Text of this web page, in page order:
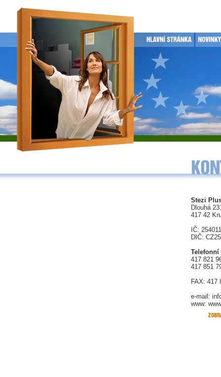
Stezi
Dlouhá
417 42
IČ:
DIČ:
417 821
417 851
FAX: 417
e-mail:
www: